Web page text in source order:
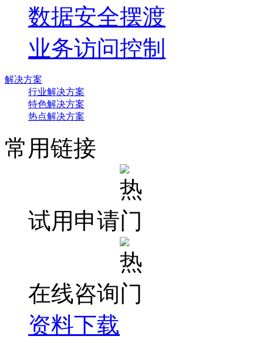
数据安全摆渡
业务访问控制
解决方案
行业解决方案
特色解决方案
热点解决方案
常用链接
试用申请
在线咨询
资料下载